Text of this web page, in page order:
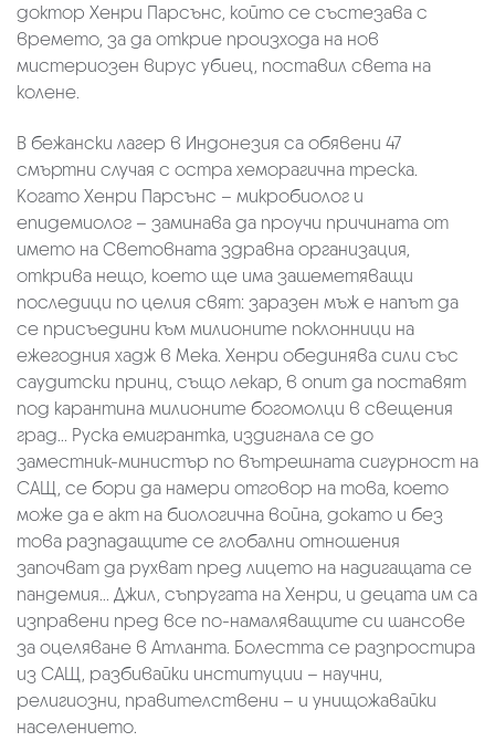
доктор Хенри Парсънс, който се състезава с
времето, за да открие произхода на нов
мистериозен вирус убиец, поставил света на
колене.
В бежански лагер в Индонезия са обявени 47
смъртни случая с остра хеморагична треска.
Когато Хенри Парсънс – микробиолог и
епидемиолог – заминава да проучи причината от
името на Световната здравна организация,
открива нещо, което ще има зашеметяващи
последици по целия свят: заразен мъж е напът да
се присъедини към милионите поклонници на
ежегодния хадж в Мека. Хенри обединява сили със
саудитски принц, също лекар, в опит да поставят
под карантина милионите богомолци в свещения
град... Руска емигрантка, издигнала се до
заместник-министър по вътрешната сигурност на
САЩ, се бори да намери отговор на това, което
може да е акт на биологична война, докато и без
това разпадащите се глобални отношения
започват да рухват пред лицето на надигащата се
пандемия... Джил, съпругата на Хенри, и децата им са
изправени пред все по-намаляващите си шансове
за оцеляване в Атланта. Болестта се разпростира
из САЩ, разбивайки институции – научни,
религиозни, правителствени – и унищожавайки
населението.